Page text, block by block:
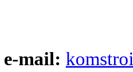
e-mail: